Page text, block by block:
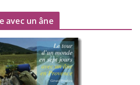
avec un âne